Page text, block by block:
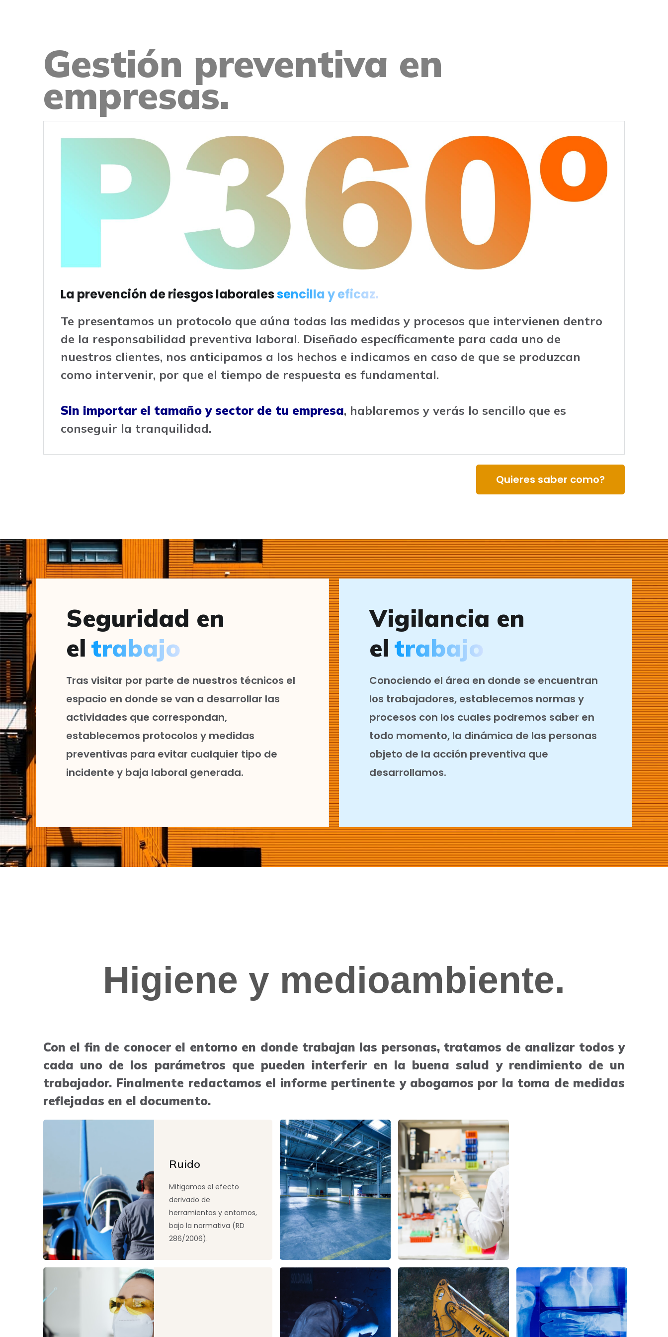
Gestión preventiva en
empresas.
La prevención de riesgos laboralessencilla y eficaz.
Te presentamos un protocolo que aúna todas las medidas y procesos que intervienen dentro
de la responsabilidad preventiva laboral. Diseñado específicamente para cada uno de
nuestros clientes, nos anticipamos a los hechos e indicamos en caso de que se produzcan
como intervenir, por que el tiempo de respuesta es fundamental.
Sin importar el tamaño y sector de tu empresa, hablaremos y verás lo sencillo que es
conseguir la tranquilidad.
Quieres saber como?
Seguridad en
el trabajo
Tras visitar por parte de nuestros técnicos el
espacio en donde se van a desarrollar las
actividades que correspondan,
establecemos protocolos y medidas
preventivas para evitar cualquier tipo de
incidente y baja laboral generada.
Vigilancia en
el trabajo
Conociendo el área en donde se encuentran
los trabajadores, establecemos normas y
procesos con los cuales podremos saber en
todo momento, la dinámica de las personas
objeto de la acción preventiva que
desarrollamos.
Higiene y medioambiente.
Con el fin de conocer el entorno en donde trabajan las personas, tratamos de analizar todos y
cada uno de los parámetros que pueden interferir en la buena salud y rendimiento de un
trabajador. Finalmente redactamos el informe pertinente y abogamos por la toma de medidas
reflejadas en el documento.
Ruido
Mitigamos el efecto
derivado de
herramientas y entornos,
bajo la normativa (RD
286/2006).